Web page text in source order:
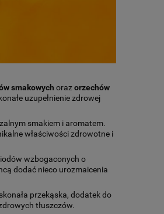
smakowych orazorzechów
uzupełnienie zdrowej
smakiem i aromatem.
właściwości zdrowotne i
wzbogaconych o
dodać nieco urozmaicenia
przekąska, dodatek do
tłuszczów.